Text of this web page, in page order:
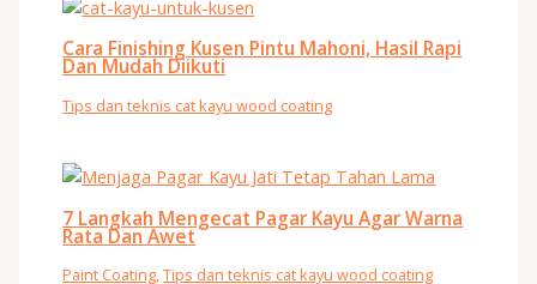
Cara Finishing Kusen Pintu Mahoni, Hasil Rapi
Dan Mudah Diikuti
Tips dan teknis cat kayu wood coating
7 Langkah Mengecat Pagar Kayu Agar Warna
Rata Dan Awet
Paint Coating,Tips dan teknis cat kayu wood coating